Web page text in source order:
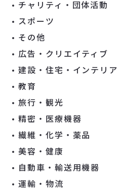
チャリティ・団体活動
スポーツ
その他
広告・クリエイティブ
建設・住宅・インテリア
教育
旅行・観光
精密・医療機器
繊維・化学・薬品
美容・健康
自動車・輸送用機器
運輸・物流